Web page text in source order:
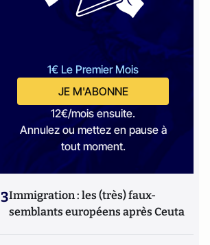
1€ Le Premier Mois
JE M'ABONNE
12€/mois ensuite.
Annulez ou mettez en pause à
tout moment.
3Immigration : les (très) faux-
semblants européens après Ceuta